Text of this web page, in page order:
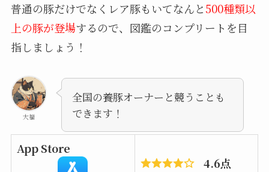
普通の豚だけでなくレア豚もいてなんと500種類以
上の豚が登場するので、図鑑のコンプリートを目
指しましょう！
大福
全国の養豚オーナーと競うことも
できます！
App Store
4.6点